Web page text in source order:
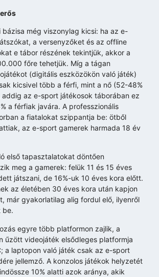
még viszonylag kicsi: ha az e-
a versenyzőket és az offline
e tábor részének tekintjük, akkor a
főre tehetjük. Míg a tágan
(digitális eszközökön való játék)
kicsivel több a férfi, mint a nő (52-48%
az e-sport játékosok táborában ez
a férfiak javára. A professzionális
a fiatalokat szippantja be: ötből
az e-sport gamerek harmada 18 év
első tapasztalatokat döntően
meg a gamerek: felük 11 és 15 éves
játszani, de 16%-uk 10 éves kora előtt.
az életében 30 éves kora után kapjon
már gyakorlatilag alig fordul elő, ilyenről
be.
egyre több platformon zajlik, a
űzött videojáték elsődleges platformja
a laptopon való játék csak az e-sport
jellemző. A konzolos játékok helyzetét
10% alatti azok aránya, akik